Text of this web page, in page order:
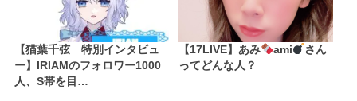
【猫葉千弦 特別インタビュ
ー】IRIAMのフォロワー1000
人、S帯を目…
【17LIVE】あみ ami
さん
ってどんな人？